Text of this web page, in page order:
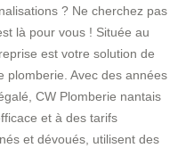
? Ne cherchez pas
là pour vous ! Située au
est votre solution de
plomberie. Avec des années
CW Plomberie nantais
et à des tarifs
et dévoués, utilisent des